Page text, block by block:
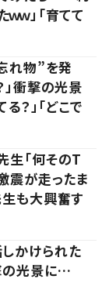
ｗ」「育てて
れ物”を発
」衝撃の光景
る？」「どこで
生「何そのT
震が走ったま
も大興奮す
かけられた
の光景に…